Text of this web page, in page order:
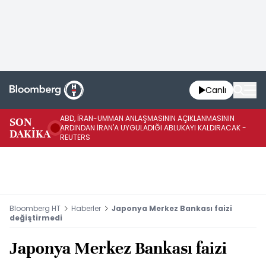
Canlı
SON
DAKİKA
ABD, İRAN-UMMAN ANLAŞMASININ AÇIKLANMASININ
ARDINDAN İRAN'A UYGULADIĞI ABLUKAYI KALDIRACAK -
REUTERS
Bloomberg HT Haberler
Japonya Merkez Bankası faizi
değiştirmedi
Japonya Merkez Bankası faizi